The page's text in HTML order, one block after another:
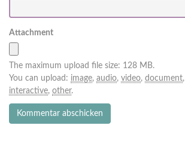
Attachment
The maximum upload file size: 128 MB.
You can upload: image, audio, video, document,
interactive, other.